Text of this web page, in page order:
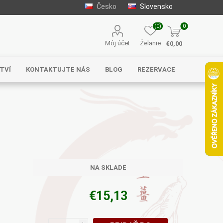
Česko Slovensko
Môj účet Želanie
(0) 0
€0,00
KONTAKTUJTE NÁS BLOG REZERVACE
NA SKLADE
€15,13